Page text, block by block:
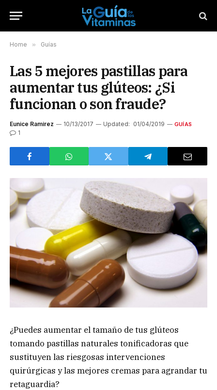
Home » Guías
Las 5 mejores pastillas para
aumentar tus glúteos: ¿Si
funcionan o son fraude?
Eunice Ramirez 10/13/2017 Updated: 01/04/2019 GUÍAS
1
¿Puedes aumentar el tamaño de tus glúteos
tomando pastillas naturales tonificadoras que
sustituyen las riesgosas intervenciones
quirúrgicas y las mejores cremas para agrandar tu
retaguardia?